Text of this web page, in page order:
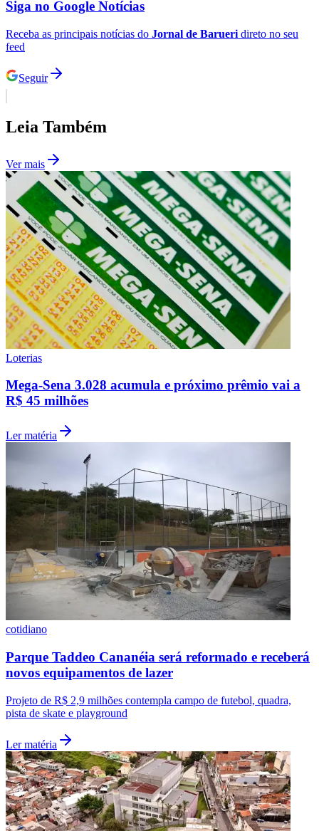
Corinthians
Palmeiras
São Paulo
Siga no Google Notícias
Receba as principais notícias do Jornal de Barueri direto no seu
feed
Seguir
Leia Também
Ver mais
Loterias
Mega-Sena 3.028 acumula e próximo prêmio vai a
R$ 45 milhões
Ler matéria
cotidiano
Parque Taddeo Cananéia será reformado e receberá
novos equipamentos de lazer
Projeto de R$ 2,9 milhões contempla campo de futebol, quadra,
pista de skate e playground
Ler matéria